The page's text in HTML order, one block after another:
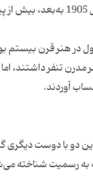
در سطح شخصیت مرکزی فرهنگ وین ارزیابی کرده‌اند. نقاشی‌ها و
در هنر قرن بیستم
مدرن تنفر داشتند،
این دو با دوست
رسمیت شناخته